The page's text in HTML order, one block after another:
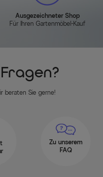
Ausgezeichneter Shop
Für Ihren Gartenmöbel-Kauf
beraten Sie gerne!
Zu unserem
FAQ